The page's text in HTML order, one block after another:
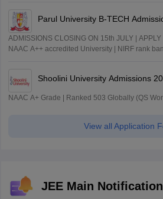
Parul University B-TECH
ADMISSIONS CLOSING ON 15th JULY |
NAAC A++ accredited University | NIRF rank
Shoolini University Admissions
NAAC A+ Grade | Ranked 503 Globally (QS
View all Application
JEE Main